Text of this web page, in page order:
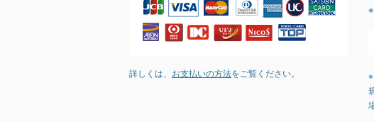
詳しくは、 お支払いの方法をご覧ください。